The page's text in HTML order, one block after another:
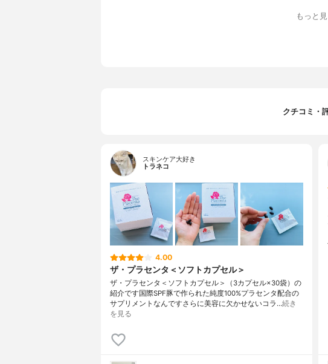
もっと
クチコミ・
スキンケア大好き
トラネコ
4.00
ザ・プラセンタ＜ソフトカプセル＞
ザ・プラセンタ＜ソフトカプセル＞（3カプセル×30袋）の
紹介です国際SPF豚で作られた純度100%プラセンタ配合の
サプリメントなんですさらに美容に欠かせないコラ…続き
を見る